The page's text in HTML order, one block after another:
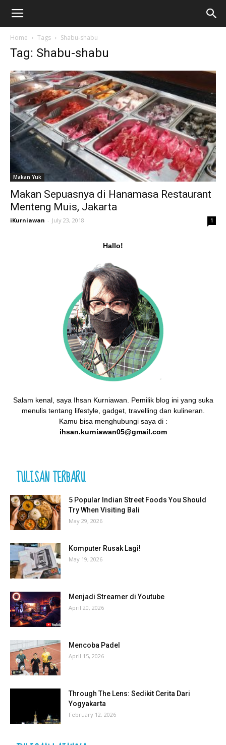
Home Tags Shabu-shabu
Tag: Shabu-shabu
Makan Yuk
Makan Sepuasnya di Hanamasa Restaurant
Menteng Muis, Jakarta
iKurniawan - July 23, 2018 1
Hallo!
Salam kenal, saya Ihsan Kurniawan. Pemilik blog ini yang suka
menulis tentang lifestyle, gadget, travelling dan kulineran.
Kamu bisa menghubungi saya di :
ihsan.kurniawan05@gmail.com
TULISAN TERBARU
5 Popular Indian Street Foods You Should
Try When Visiting Bali
May 29, 2026
Komputer Rusak Lagi!
May 19, 2026
Menjadi Streamer di Youtube
April 20, 2026
Mencoba Padel
April 15, 2026
Through The Lens: Sedikit Cerita Dari
Yogyakarta
February 12, 2026